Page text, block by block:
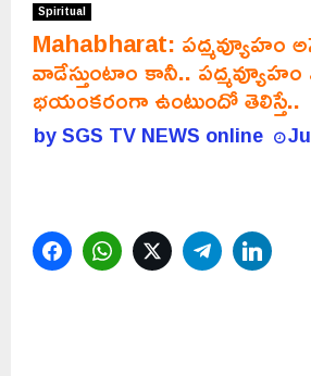
Spiritual
Mahabharat:
వాడేస్తుంటాం కానీ..
భయంకరంగా ఉంటుందో తెలిస్తే..
bySGS TV NEWS online
FacebookWhatsAppTwitterTelegram